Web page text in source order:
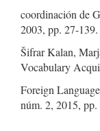
coordinación de
2003, pp. 27-139.
Šifrar Kalan,
Vocabulary
Foreign
núm. 2, 2015,